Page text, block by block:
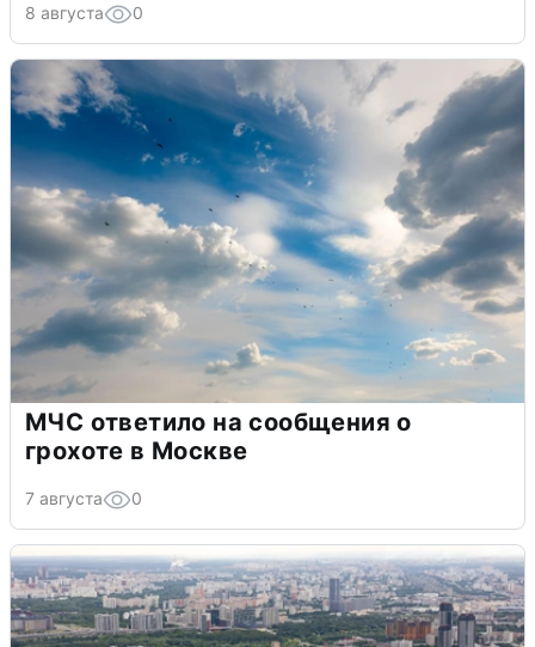
8 августа 0
МЧС ответило на сообщения о
грохоте в Москве
7 августа 0